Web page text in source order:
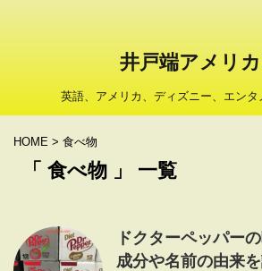
井戸端アメリ
英語、アメリカ、ディズニー、エン
HOME > 食べ物
「 食べ物 」 一覧
ドクターペッパー
成分や名前の由来